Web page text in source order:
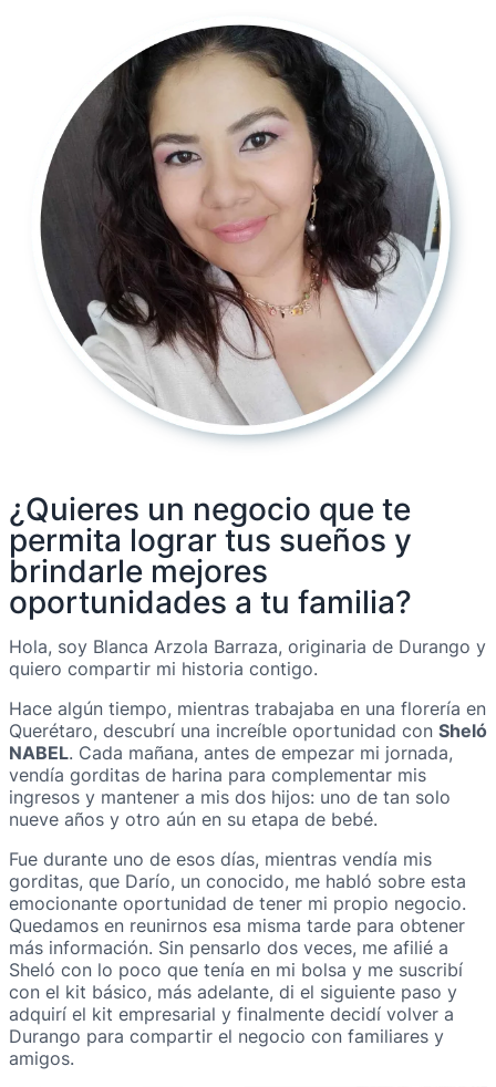
¿Quieres un negocio que te
permita lograr tus sueños y
brindarle mejores
oportunidades a tu familia?
Hola, soy Blanca Arzola Barraza, originaria de Durango y
quiero compartir mi historia contigo.
Hace algún tiempo, mientras trabajaba en una florería en
Querétaro, descubrí una increíble oportunidad con Sheló
NABEL. Cada mañana, antes de empezar mi jornada,
vendía gorditas de harina para complementar mis
ingresos y mantener a mis dos hijos: uno de tan solo
nueve años y otro aún en su etapa de bebé.
Fue durante uno de esos días, mientras vendía mis
gorditas, que Darío, un conocido, me habló sobre esta
emocionante oportunidad de tener mi propio negocio.
Quedamos en reunirnos esa misma tarde para obtener
más información. Sin pensarlo dos veces, me afilié a
Sheló con lo poco que tenía en mi bolsa y me suscribí
con el kit básico, más adelante, di el siguiente paso y
adquirí el kit empresarial y finalmente decidí volver a
Durango para compartir el negocio con familiares y
amigos.